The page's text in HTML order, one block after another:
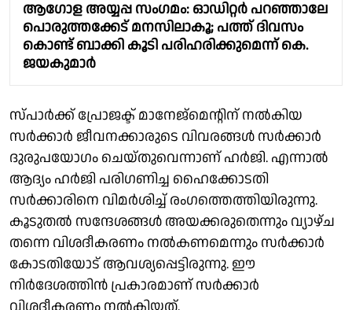
ആഗോള അയ്യപ്പ സംഗമം: ഓഡിറ്റർ പറഞ്ഞാലേ
പൊരുത്തക്കേട് മനസിലാകൂ; പത്ത് ദിവസം
കൊണ്ട് ബാക്കി കൂടി പരിഹരിക്കുമെന്ന് കെ.
ജയകുമാർ
സ്പാര്‍ക്ക് പ്രോജക്ട് മാനേജ്മെന്റിന് നല്‍കിയ
സര്‍ക്കാര്‍ ജീവനക്കാരുടെ വിവരങ്ങള്‍ സര്‍ക്കാര്‍
ദുരുപയോഗം ചെയ്തുവെന്നാണ് ഹര്‍ജി. എന്നാല്‍
ആദ്യം ഹര്‍ജി പരിഗണിച്ച ഹൈക്കോടതി
സര്‍ക്കാരിനെ വിമര്‍ശിച്ച് രംഗത്തെത്തിയിരുന്നു.
കൂടുതല്‍ സന്ദേശങ്ങള്‍ അയക്കരുതെന്നും വ്യാഴ്ച
തന്നെ വിശദീകരണം നല്‍കണമെന്നും സര്‍ക്കാര്‍
കോടതിയോട് ആവശ്യപ്പെട്ടിരുന്നു. ഈ
നിര്‍ദേശത്തിന്‍ പ്രകാരമാണ് സര്‍ക്കാര്‍